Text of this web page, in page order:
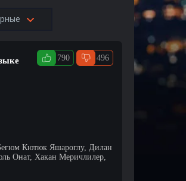
790 496
Кютюк Яшароглу, Дилан
Онат, Хакан Меричлилер,